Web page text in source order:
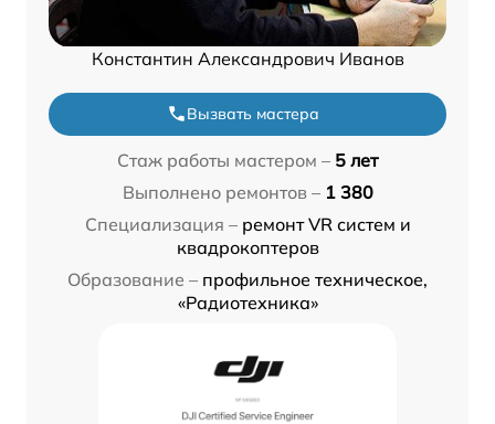
Константин Александрович Иванов
Вызвать мастера
Стаж работы мастером – 5 лет
Выполнено ремонтов – 1 380
Специализация – ремонт VR систем и
квадрокоптеров
Образование – профильное техническое,
«Радиотехника»